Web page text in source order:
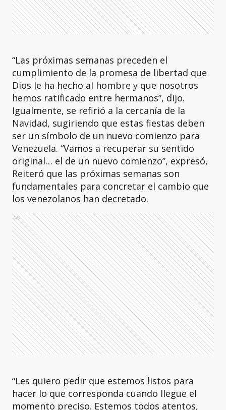
“Las próximas semanas preceden el
cumplimiento de la promesa de libertad que
Dios le ha hecho al hombre y que nosotros
hemos ratificado entre hermanos”, dijo.
Igualmente, se refirió a la cercanía de la
Navidad, sugiriendo que estas fiestas deben
ser un símbolo de un nuevo comienzo para
Venezuela. “Vamos a recuperar su sentido
original… el de un nuevo comienzo”, expresó,
Reiteró que las próximas semanas son
fundamentales para concretar el cambio que
los venezolanos han decretado.
Ads
“Les quiero pedir que estemos listos para
hacer lo que corresponda cuando llegue el
momento preciso. Estemos todos atentos,